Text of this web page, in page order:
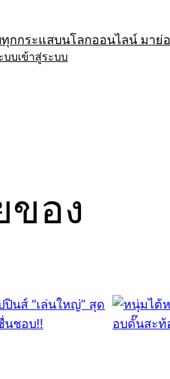
กกระแสบนโลกออนไลน์ มาย่
บบเข้าสู่ระบบ
ของ